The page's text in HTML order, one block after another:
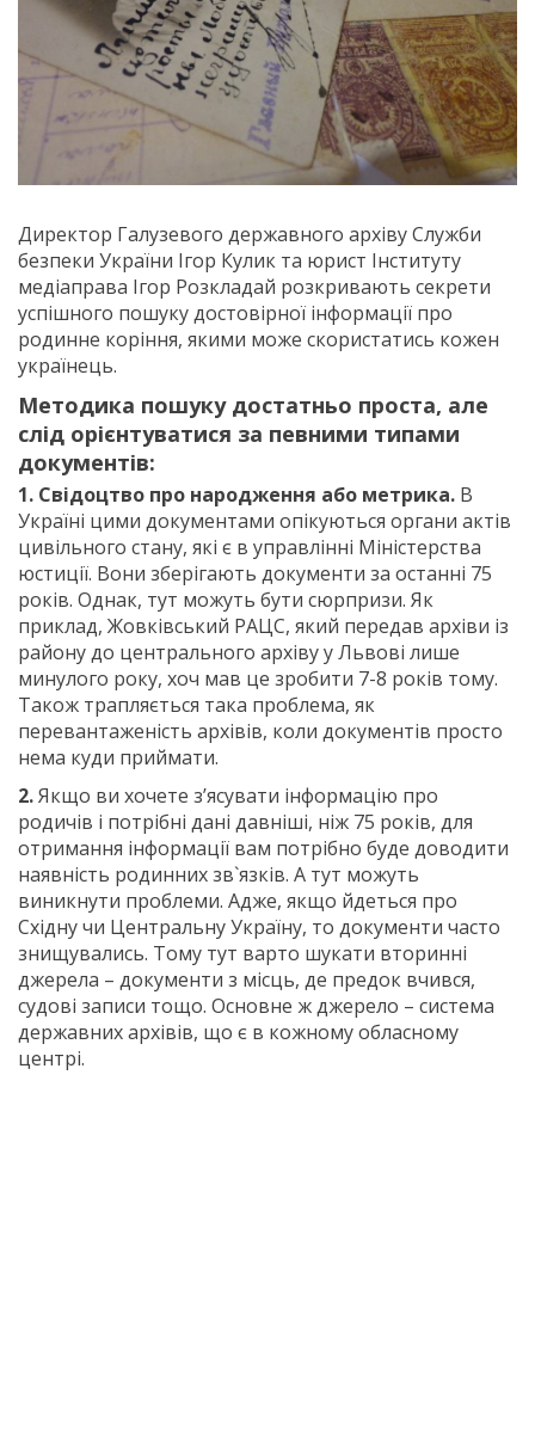
Директор Галузевого державного архіву Служби
безпеки України Ігор Кулик та юрист Інституту
медіаправа Ігор Розкладай розкривають секрети
успішного пошуку достовірної інформації про
родинне коріння, якими може скористатись кожен
українець.
Методика пошуку достатньо проста, але
слід орієнтуватися за певними типами
документів:
1. Свідоцтво про народження або метрика. В
Україні цими документами опікуються органи актів
цивільного стану, які є в управлінні Міністерства
юстиції. Вони зберігають документи за останні 75
років. Однак, тут можуть бути сюрпризи. Як
приклад, Жовківський РАЦС, який передав архіви із
району до центрального архіву у Львові лише
минулого року, хоч мав це зробити 7-8 років тому.
Також трапляється така проблема, як
перевантаженість архівів, коли документів просто
нема куди приймати.
2.Якщо ви хочете з’ясувати інформацію про
родичів і потрібні дані давніші, ніж 75 років, для
отримання інформації вам потрібно буде доводити
наявність родинних зв`язків. А тут можуть
виникнути проблеми. Адже, якщо йдеться про
Східну чи Центральну Україну, то документи часто
знищувались. Тому тут варто шукати вторинні
джерела – документи з місць, де предок вчився,
судові записи тощо. Основне ж джерело – система
державних архівів, що є в кожному обласному
центрі.